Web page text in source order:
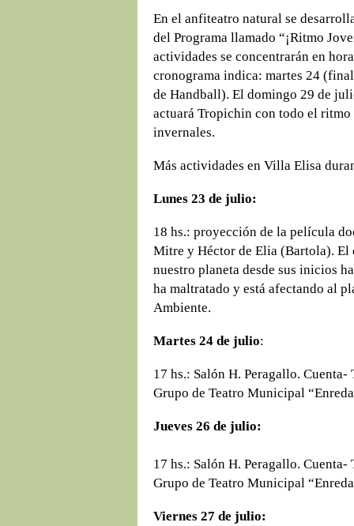
En el anfiteatro natural se
del Programa llamado “¡Ritmo
actividades se concentrarán en
cronograma indica: martes 24
de Handball). El domingo 29 de
actuará Tropichin con todo el ritmo
invernales.
Más actividades en Villa Elisa
Lunes 23 de julio:
18 hs.: proyección de la película
Mitre y Héctor de Elia (Bartola). El
nuestro planeta desde sus inicios
ha maltratado y está afectando al
Ambiente.
Martes 24 de julio:
17 hs.: Salón H. Peragallo.
Grupo de Teatro Municipal
Jueves 26 de julio:
17 hs.: Salón H. Peragallo.
Grupo de Teatro Municipal
Viernes 27 de julio: